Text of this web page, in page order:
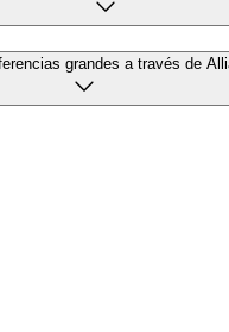
grandes a través de